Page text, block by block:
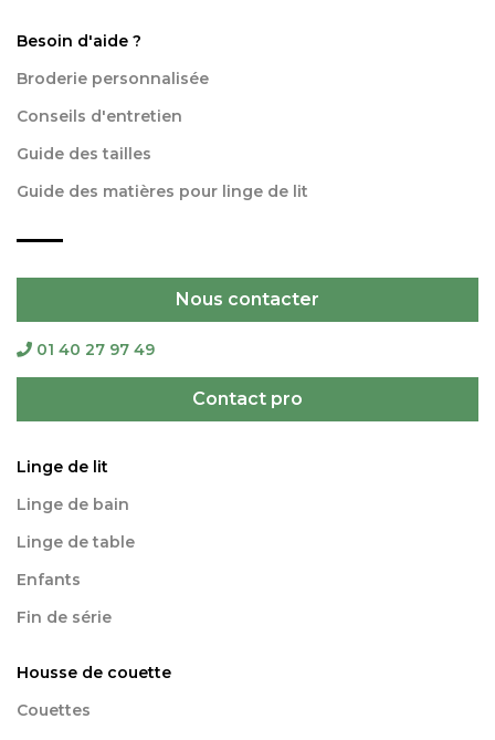
Besoin d'aide ?
Broderie personnalisée
Conseils d'entretien
Guide des tailles
Guide des matières pour linge de lit
Nous contacter
01 40 27 97 49
Contact pro
Linge de lit
Linge de bain
Linge de table
Enfants
Fin de série
Housse de couette
Couettes